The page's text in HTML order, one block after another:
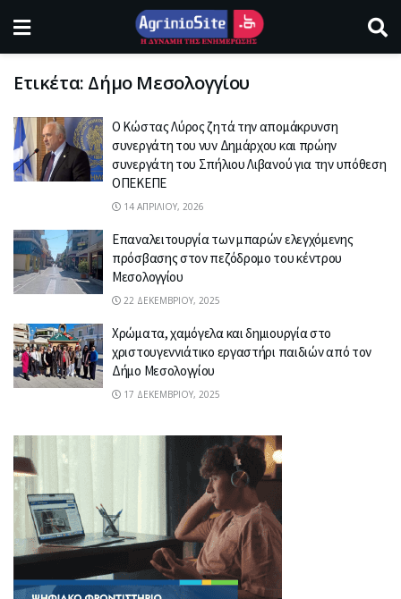
Ετικέτα: Δήμο Μεσολογγίου
Ο Κώστας Λύρος ζητά την απομάκρυνση
συνεργάτη του νυν Δημάρχου και πρώην
συνεργάτη του Σπήλιου Λιβανού για την υπόθεση
ΟΠΕΚΕΠΕ
14 ΑΠΡΙΛΊΟΥ, 2026
Επαναλειτουργία των μπαρών ελεγχόμενης
πρόσβασης στον πεζόδρομο του κέντρου
Μεσολογγίου
22 ΔΕΚΕΜΒΡΊΟΥ, 2025
Χρώματα, χαμόγελα και δημιουργία στο
χριστουγεννιάτικο εργαστήρι παιδιών από τον
Δήμο Μεσολογγίου
17 ΔΕΚΕΜΒΡΊΟΥ, 2025